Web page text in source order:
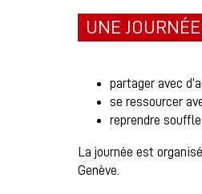
UNE
partager avec
se ressourcer
reprendre
La journée est
Genève.